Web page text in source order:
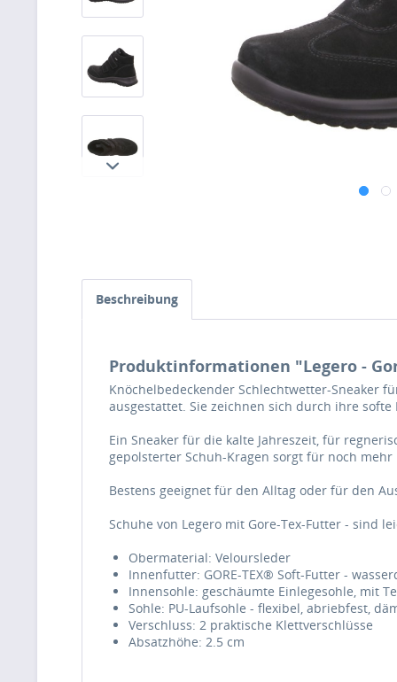
Beschreibung
Produktinformationen "Legero -
Knöchelbedeckender Schlechtwetter-Sneaker
ausgestattet. Sie zeichnen sich durch ihre
Ein Sneaker für die kalte Jahreszeit, für
gepolsterter Schuh-Kragen sorgt für noch mehr
Bestens geeignet für den Alltag oder für den
Schuhe von Legero mit Gore-Tex-Futter - sind
Obermaterial: Veloursleder
Innenfutter: GORE-TEX® Soft-Futter -
Innensohle: geschäumte Einlegesohle, mit
Sohle: PU-Laufsohle - flexibel, abriebfest,
Verschluss: 2 praktische Klettverschlüsse
Absatzhöhe: 2.5 cm